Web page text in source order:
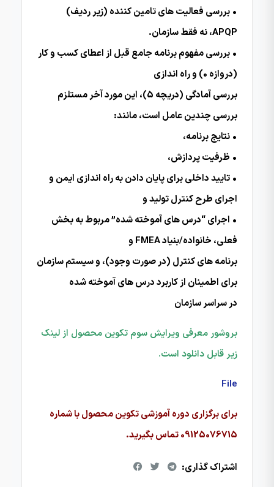
• بررسی فعالیت های تامین کننده (زیر ردیف)
APQP، نه فقط سازمان.
• بررسی مفهوم برنامه جامع قبل از اعطای کسب و کار
(دروازه 0) و راه اندازی
بررسی آمادگی (دریچه 5)، این مورد آخر مستلزم
بررسی چندین عامل است، مانند:
• نتایج برنامه،
• ظرفیت پردازش،
• تایید داخلی برای پایان دادن به راه اندازی ایمن و
اجرای طرح کنترل تولید و
• اجرای “درس های آموخته شده” مربوط به بخش
فعلی، خانواده/بنیاد FMEA و
برنامه های کنترل (در صورت وجود)، و سیستم سازمان
برای اطمینان از کاربرد درس های آموخته شده
در سراسر سازمان
بروشور معرفی ویرایش سوم تکوین محصول از لینک
زیر قابل دانلود است.
File
برای برگزاری دوره آموزشی تکوین محصول با شماره
09125076715 تماس بگیرید.
اشتراک گذاری: